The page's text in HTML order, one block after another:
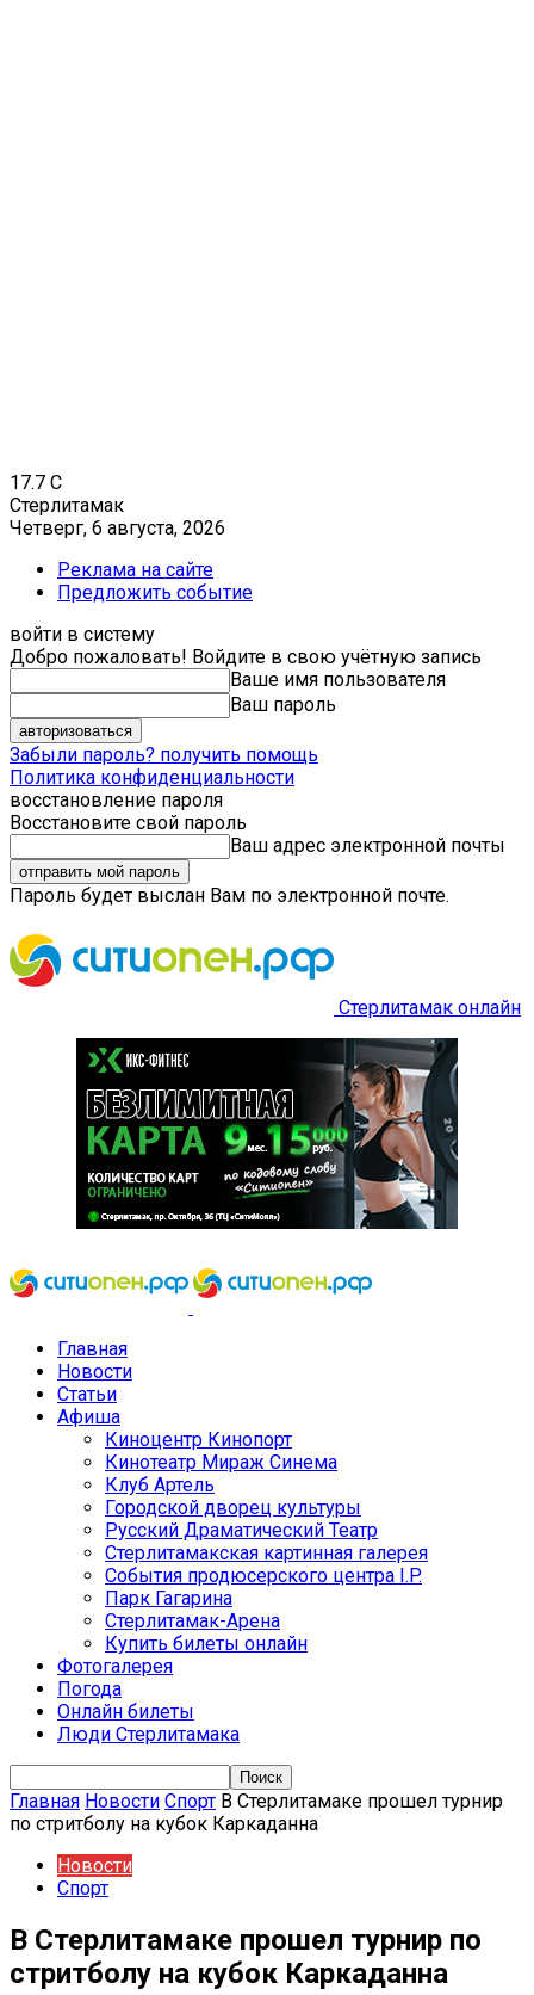
17.7 C
Стерлитамак
Четверг, 6 августа, 2026
Реклама на сайте
Предложить событие
войти в систему
Добро пожаловать! Войдите в свою учётную запись
Ваше имя пользователя
Ваш пароль
Забыли пароль? получить помощь
Политика конфиденциальности
восстановление пароля
Восстановите свой пароль
Ваш адрес электронной почты
Пароль будет выслан Вам по электронной почте.
Стерлитамак онлайн
Главная
Новости
Статьи
Афиша
Киноцентр Кинопорт
Кинотеатр Мираж Синема
Клуб Артель
Городской дворец культуры
Русский Драматический Театр
Стерлитамакская картинная галерея
События продюсерского центра I.P.
Парк Гагарина
Стерлитамак-Арена
Купить билеты онлайн
Фотогалерея
Погода
Онлайн билеты
Люди Стерлитамака
Главная Новости Спорт В Стерлитамаке прошел турнир
по стритболу на кубок Каркаданна
Новости
Спорт
В Стерлитамаке прошел турнир по
стритболу на кубок Каркаданна